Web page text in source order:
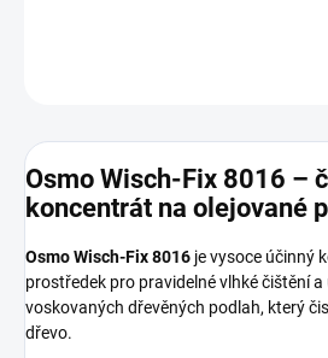
Osmo Wisch-Fix 8016 –
koncentrát na olejované
Osmo Wisch-Fix 8016 je vysoce účinný
prostředek pro pravidelné vlhké čištění
voskovaných dřevěných podlah, který
dřevo.